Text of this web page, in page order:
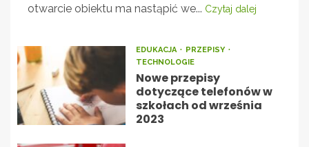
otwarcie obiektu ma nastąpić we... Czytaj dalej
EDUKACJA
PRZEPISY
TECHNOLOGIE
Nowe przepisy
dotyczące telefonów w
szkołach od września
2023